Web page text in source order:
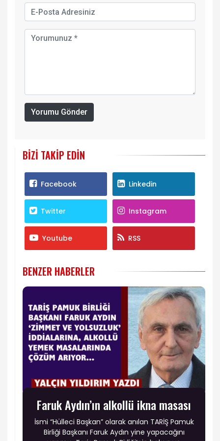
Yorumu Gönder
BIZI TAKIP EDIN
Facebook Linkedin
Twitter Instagram
Youtube RSS
BENZER HABERLER
Faruk Aydın’ın alkollü ikna masası
İsmi “Hülleci Başkan” olarak anılan TARİŞ Pamuk
Birliği Başkanı Faruk Aydın yine yapacağını